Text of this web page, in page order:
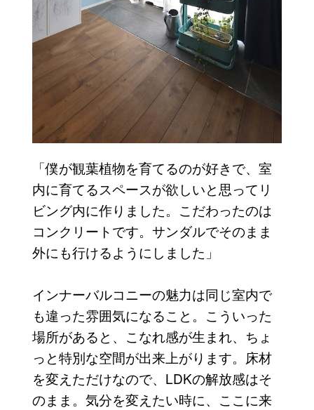
「僕が観葉植物を育てるのが好きで、室
内に育てるスペースが欲しいと思ってリ
ビング内に作りました。こだわったのは
コンクリートです。サンダルでそのまま
外にも行けるようにしました」
インナーバルコニーの魅力は同じ室内で
も違った雰囲気になること。こういった
場所があると、こなれ感が生まれ、ちょ
っと特別な空間が出来上がります。床材
を変えただけなので、LDKの解放感はそ
のまま。気分を変えたい時に、ここに来